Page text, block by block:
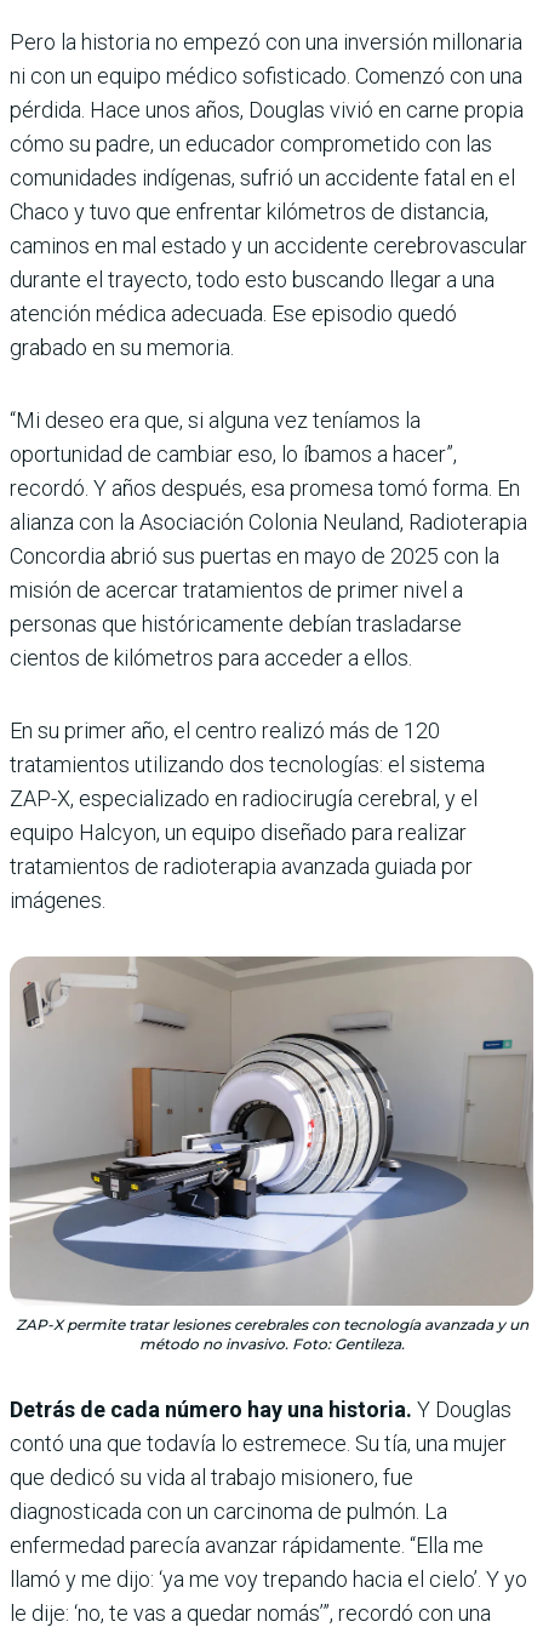
Pero la historia no empezó con una inversión millonaria
ni con un equipo médico sofisticado. Comenzó con una
pérdida. Hace unos años, Douglas vivió en carne propia
cómo su padre, un educador comprometido con las
comunidades indígenas, sufrió un accidente fatal en el
Chaco y tuvo que enfrentar kilómetros de distancia,
caminos en mal estado y un accidente cerebrovascular
durante el trayecto, todo esto buscando llegar a una
atención médica adecuada. Ese episodio quedó
grabado en su memoria.
“Mi deseo era que, si alguna vez teníamos la
oportunidad de cambiar eso, lo íbamos a hacer”,
recordó. Y años después, esa promesa tomó forma. En
alianza con la Asociación Colonia Neuland, Radioterapia
Concordia abrió sus puertas en mayo de 2025 con la
misión de acercar tratamientos de primer nivel a
personas que históricamente debían trasladarse
cientos de kilómetros para acceder a ellos.
En su primer año, el centro realizó más de 120
tratamientos utilizando dos tecnologías: el sistema
ZAP-X, especializado en radiocirugía cerebral, y el
equipo Halcyon, un equipo diseñado para realizar
tratamientos de radioterapia avanzada guiada por
imágenes.
ZAP-X permite tratar lesiones cerebrales con tecnología avanzada y un
método no invasivo. Foto: Gentileza.
Detrás de cada número hay una historia. Y Douglas
contó una que todavía lo estremece. Su tía, una mujer
que dedicó su vida al trabajo misionero, fue
diagnosticada con un carcinoma de pulmón. La
enfermedad parecía avanzar rápidamente. “Ella me
llamó y me dijo: ‘ya me voy trepando hacia el cielo’. Y yo
le dije: ‘no, te vas a quedar nomás’”, recordó con una